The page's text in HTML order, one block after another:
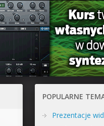
0dB.pl - informacje
Newsletter
Materiały dla mediów
Archiwum aktualności
POPULARNE
Prezentacje